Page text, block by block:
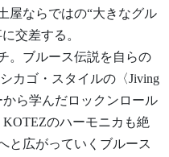
屋ならではの“大きなグル
交差する。
。ブルース伝説を自らの
カゴ・スタイルの〈Jiving
から学んだロックンロール
KOTEZのハーモニカも絶
と広がっていくブルース